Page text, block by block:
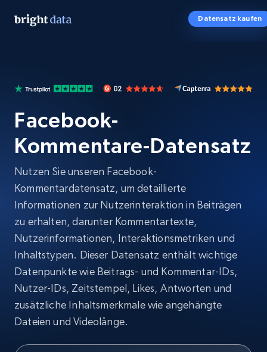
Datensatz kaufen
Facebook-
Kommentare-Datensatz
Nutzen Sie unseren Facebook-
Kommentardatensatz, um detaillierte
Informationen zur Nutzerinteraktion in Beiträgen
zu erhalten, darunter Kommentartexte,
Nutzerinformationen, Interaktionsmetriken und
Inhaltstypen. Dieser Datensatz enthält wichtige
Datenpunkte wie Beitrags- und Kommentar-IDs,
Nutzer-IDs, Zeitstempel, Likes, Antworten und
zusätzliche Inhaltsmerkmale wie angehängte
Dateien und Videolänge.